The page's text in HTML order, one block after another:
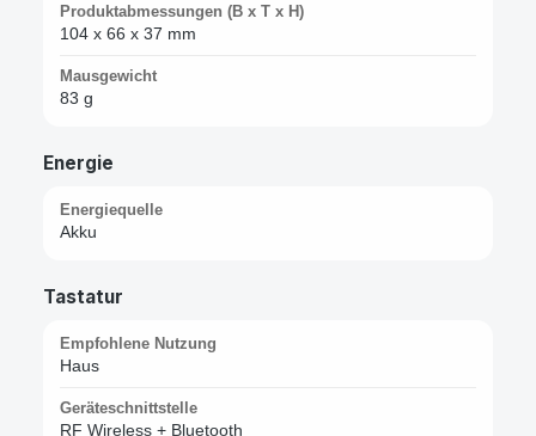
Produktabmessungen (B x T x H)
104 x 66 x 37 mm
Mausgewicht
83 g
Energie
Energiequelle
Akku
Tastatur
Empfohlene Nutzung
Haus
Geräteschnittstelle
RF Wireless + Bluetooth